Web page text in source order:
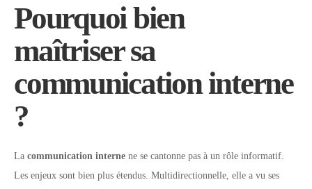
Pourquoi bien
maîtriser sa
communication interne
?
La communication interne ne se cantonne pas à un rôle informatif.
Les enjeux sont bien plus étendus. Multidirectionnelle, elle a vu ses